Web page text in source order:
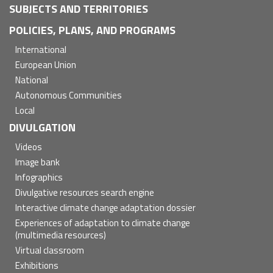
SUBJECTS AND TERRITORIES
POLICIES, PLANS, AND PROGRAMS
International
European Union
National
Autonomous Communities
Local
DIVULGATION
Videos
Image bank
Infographics
Divulgative resources search engine
Interactive climate change adaptation dossier
Experiences of adaptation to climate change
(multimedia resources)
Virtual classroom
Exhibitions